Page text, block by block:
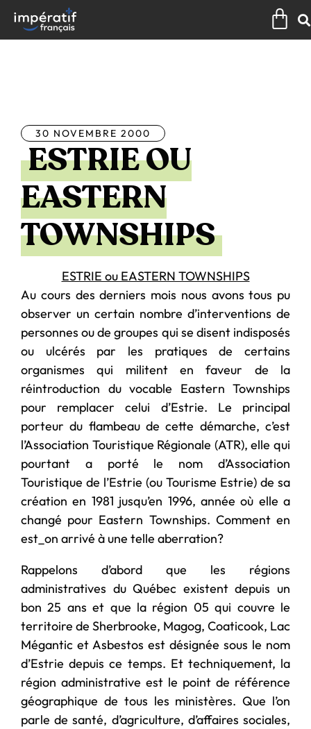
contenu
30 NOVEMBRE 2000
ESTRIE OU
EASTERN
TOWNSHIPS
ESTRIE ou EASTERN TOWNSHIPS
Au cours des derniers mois nous avons tous pu
observer un certain nombre d’interventions de
personnes ou de groupes qui se disent indisposés
ou ulcérés par les pratiques de certains
organismes qui militent en faveur de la
réintroduction du vocable Eastern Townships
pour remplacer celui d’Estrie. Le principal
porteur du flambeau de cette démarche, c’est
l’Association Touristique Régionale (ATR), elle qui
pourtant a porté le nom d’Association
Touristique de l’Estrie (ou Tourisme Estrie) de sa
création en 1981 jusqu’en 1996, année où elle a
changé pour Eastern Townships. Comment en
est_on arrivé à une telle aberration?
Rappelons d’abord que les régions
administratives du Québec existent depuis un
bon 25 ans et que la région 05 qui couvre le
territoire de Sherbrooke, Magog, Coaticook, Lac
Mégantic et Asbestos est désignée sous le nom
d’Estrie depuis ce temps. Et techniquement, la
région administrative est le point de référence
géographique de tous les ministères. Que l’on
parle de santé, d’agriculture, d’affaires sociales,